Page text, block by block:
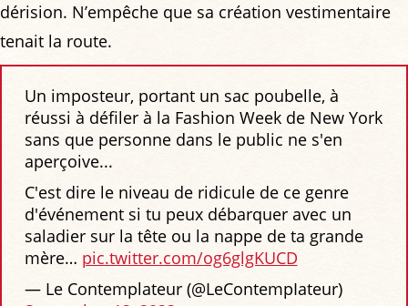
dérision. N’empêche que sa création vestimentaire
tenait la route.
Un imposteur, portant un sac poubelle, à
réussi à défiler à la Fashion Week de New York
sans que personne dans le public ne s'en
aperçoive...
C'est dire le niveau de ridicule de ce genre
d'événement si tu peux débarquer avec un
saladier sur la tête ou la nappe de ta grande
mère… pic.twitter.com/og6glgKUCD
— Le Contemplateur (@LeContempIateur)